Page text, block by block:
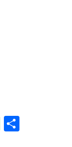
WhatsApp